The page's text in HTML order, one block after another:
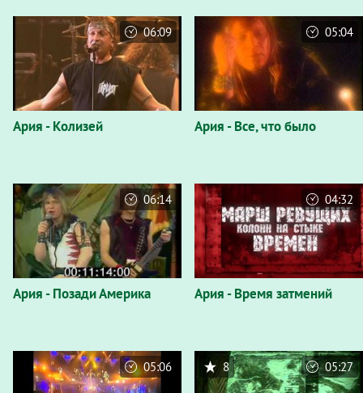
Ария - Колизей
06:09
Ария - Все, что было
05:04
Ария - Позади Америка
06:14
Ария - Время затмений
04:32
05:06 8 05:27